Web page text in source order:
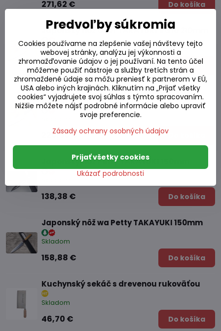
271,62 € Do košíka
Japonský nôž Chef TAKAYUKI VG10 210mm
Skladom
220,38 € Do košíka
Japonský nôž Kengata TAKAYUKI VG10
190mm
220,38 €
Japonský nôž Petty TAKAYUKI 150mm
138,38 € Do košíka
Japonský nôž wa Petty TAKAYUKI 150mm
Skladom
158,88 € Do košíka
Kuchynský sekáč s drevenou rukoväťou
Skladom
46,70 € Do košíka
Predvoľby súkromia
Cookies používame na zlepšenie vašej návštevy tejto
webovej stránky, analýzu jej výkonnosti a
zhromažďovanie údajov o jej používaní. Na tento účel
môžeme použiť nástroje a služby tretích strán a
zhromaždené údaje sa môžu preniesť k partnerom v EÚ,
USA alebo iných krajinách. Kliknutím na „Prijať všetky
cookies“ vyjadrujete svoj súhlas s týmto spracovaním.
Nižšie môžete nájsť podrobné informácie alebo upraviť
svoje preferencie.
Zásady ochrany osobných údajov
Ukázať podrobnosti
Prijať všetky cookies